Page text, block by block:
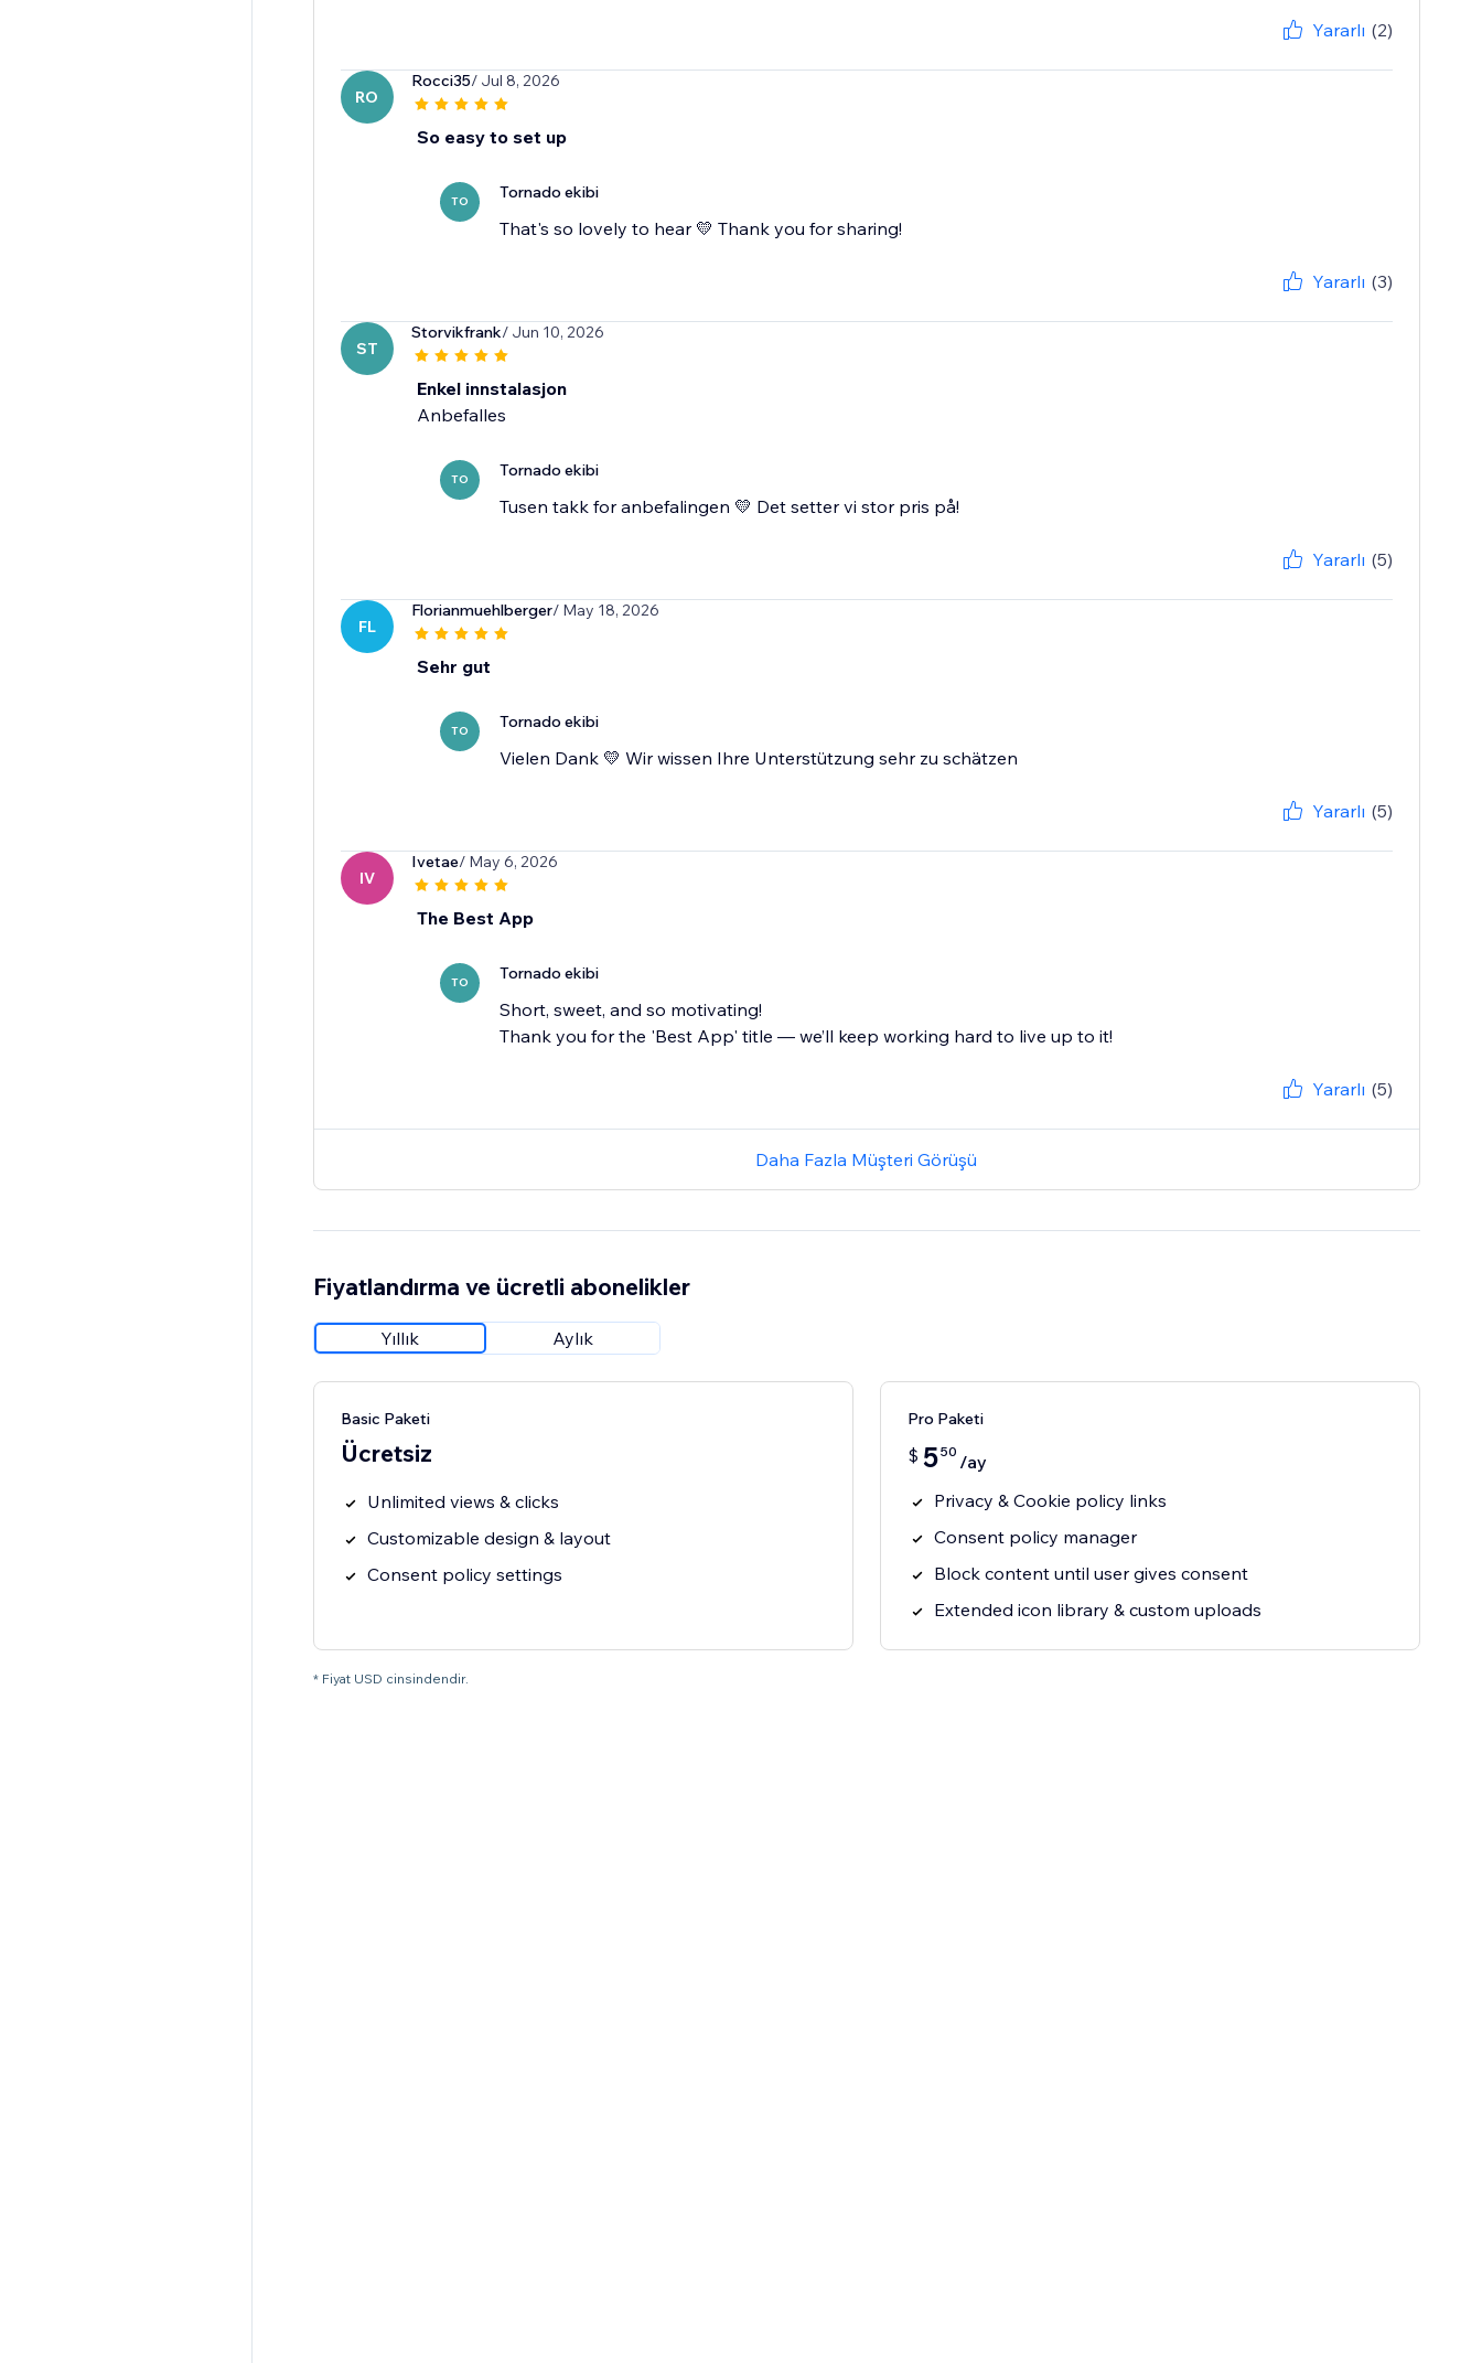
Yararlı (2)
RO
Rocci35/ Jul 8, 2026
So easy to set up
TO Tornado ekibi
That's so lovely to hear 💛 Thank you for sharing!
Yararlı (3)
ST
Storvikfrank/ Jun 10, 2026
Enkel innstalasjon
Anbefalles
TO Tornado ekibi
Tusen takk for anbefalingen 💛 Det setter vi stor pris på!
Yararlı (5)
FL
Florianmuehlberger/ May 18, 2026
Sehr gut
TO Tornado ekibi
Vielen Dank 💛 Wir wissen Ihre Unterstützung sehr zu schätzen
Yararlı (5)
IV
Ivetae/ May 6, 2026
The Best App
TO Tornado ekibi
Short, sweet, and so motivating!
Thank you for the 'Best App' title — we’ll keep working hard to live up to it!
Yararlı (5)
Daha Fazla Müşteri Görüşü
Fiyatlandırma ve ücretli abonelikler
Yıllık Aylık
Basic Paketi
Ücretsiz
Unlimited views & clicks
Customizable design & layout
Consent policy settings
Pro Paketi
$ 550 /ay
Privacy & Cookie policy links
Consent policy manager
Block content until user gives consent
Extended icon library & custom uploads
* Fiyat USD cinsindendir.